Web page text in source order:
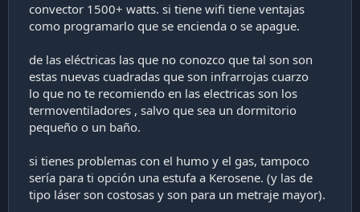
convector 1500+ watts. si tiene wifi tiene ventajas
como programarlo que se encienda o se apague.
de las eléctricas las que no conozco que tal son son
estas nuevas cuadradas que son infrarrojas cuarzo
lo que no te recomiendo en las electricas son los
termoventiladores , salvo que sea un dormitorio
pequeño o un baño.
si tienes problemas con el humo y el gas, tampoco
sería para ti opción una estufa a Kerosene. (y las de
tipo láser son costosas y son para un metraje mayor).